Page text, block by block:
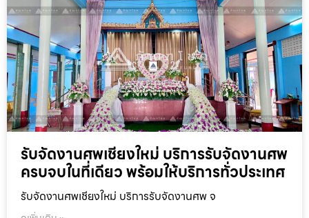
รับจัดงานศพเชียงใหม่ บริการรับจัดงานศพ
ครบจบในที่เดียว พร้อมให้บริการทั่วประเทศ
รับจัดงานศพเชียงใหม่ บริการรับจัดงานศพ จ